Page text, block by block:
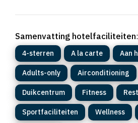
Samenvatting hotelfaciliteiten:
4-sterren A la carte Aan
Adults-only Airconditioning
Duikcentrum Fitness
Sportfaciliteiten Wellness